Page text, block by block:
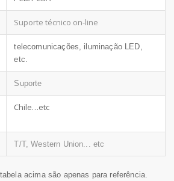
Suporte técnico on-line
telecomunicações, iluminação LED,
etc.
Suporte
Chile…etc
T/T, Western Union... etc
acima são apenas para referência.